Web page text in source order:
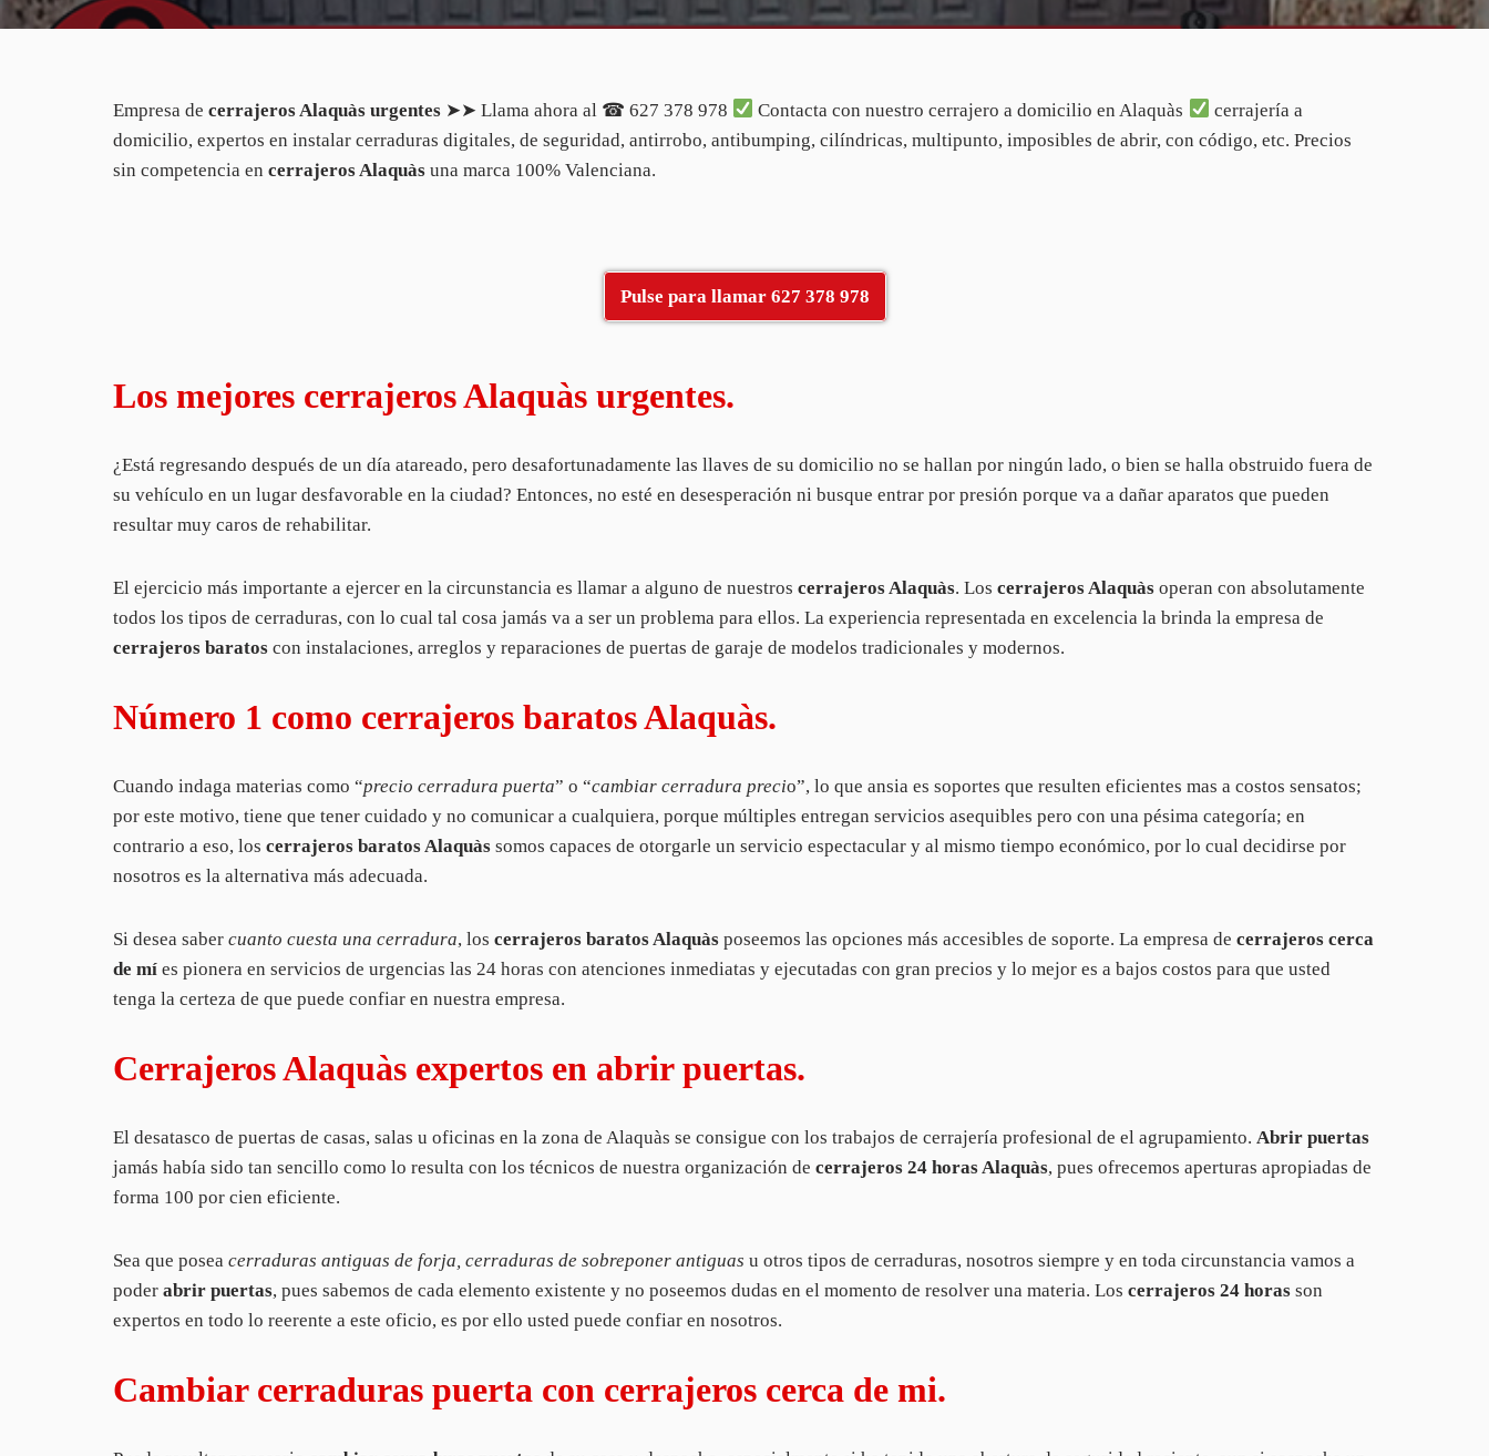
Empresa de cerrajeros Alaquàs urgentes ➤➤ Llama ahora al ☎ 627 378 978 Contacta con nuestro cerrajero a domicilio en Alaquàs
cerrajería a
domicilio, expertos en instalar cerraduras digitales, de seguridad, antirrobo, antibumping, cilíndricas, multipunto, imposibles de abrir, con código, etc. Precios
sin competencia en cerrajeros Alaquàs una marca 100% Valenciana.
Pulse para llamar 627 378 978
Los mejores cerrajeros Alaquàs urgentes.
¿Está regresando después de un día atareado, pero desafortunadamente las llaves de su domicilio no se hallan por ningún lado, o bien se halla obstruido fuera de
su vehículo en un lugar desfavorable en la ciudad? Entonces, no esté en desesperación ni busque entrar por presión porque va a dañar aparatos que pueden
resultar muy caros de rehabilitar.
El ejercicio más importante a ejercer en la circunstancia es llamar a alguno de nuestros cerrajeros Alaquàs. Los cerrajeros Alaquàs operan con absolutamente
todos los tipos de cerraduras, con lo cual tal cosa jamás va a ser un problema para ellos. La experiencia representada en excelencia la brinda la empresa de
cerrajeros baratos con instalaciones, arreglos y reparaciones de puertas de garaje de modelos tradicionales y modernos.
Número 1 como cerrajeros baratos Alaquàs.
Cuando indaga materias como “precio cerradura puerta” o “cambiar cerradura precio”, lo que ansia es soportes que resulten eficientes mas a costos sensatos;
por este motivo, tiene que tener cuidado y no comunicar a cualquiera, porque múltiples entregan servicios asequibles pero con una pésima categoría; en
contrario a eso, los cerrajeros baratos Alaquàs somos capaces de otorgarle un servicio espectacular y al mismo tiempo económico, por lo cual decidirse por
nosotros es la alternativa más adecuada.
Si desea saber cuanto cuesta una cerradura, los cerrajeros baratos Alaquàs poseemos las opciones más accesibles de soporte. La empresa de cerrajeros cerca
de mí es pionera en servicios de urgencias las 24 horas con atenciones inmediatas y ejecutadas con gran precios y lo mejor es a bajos costos para que usted
tenga la certeza de que puede confiar en nuestra empresa.
Cerrajeros Alaquàs expertos en abrir puertas.
El desatasco de puertas de casas, salas u oficinas en la zona de Alaquàs se consigue con los trabajos de cerrajería profesional de el agrupamiento. Abrir puertas
jamás había sido tan sencillo como lo resulta con los técnicos de nuestra organización de cerrajeros 24 horas Alaquàs, pues ofrecemos aperturas apropiadas de
forma 100 por cien eficiente.
Sea que posea cerraduras antiguas de forja, cerraduras de sobreponer antiguas u otros tipos de cerraduras, nosotros siempre y en toda circunstancia vamos a
poder abrir puertas, pues sabemos de cada elemento existente y no poseemos dudas en el momento de resolver una materia. Los cerrajeros 24 horas son
expertos en todo lo reerente a este oficio, es por ello usted puede confiar en nosotros.
Cambiar cerraduras puerta con cerrajeros cerca de mi.